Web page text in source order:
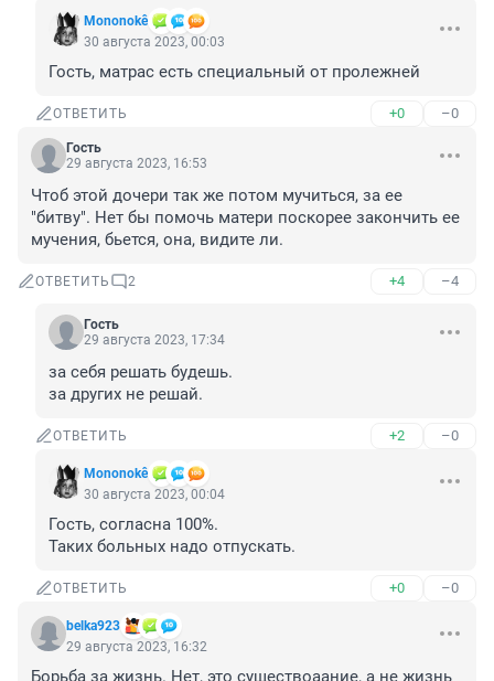
Mononokê
30 августа 2023, 00:03
Гость, матрас есть специальный от пролежней
ОТВЕТИТЬ +0 –0
Гость
29 августа 2023, 16:53
Чтоб этой дочери так же потом мучиться, за ее
"битву". Нет бы помочь матери поскорее закончить ее
мучения, бьется, она, видите ли.
ОТВЕТИТЬ 2 +4 –4
Гость
29 августа 2023, 17:34
за себя решать будешь.
за других не решай.
ОТВЕТИТЬ +2 –0
Mononokê
30 августа 2023, 00:04
Гость, согласна 100%.
Таких больных надо отпускать.
ОТВЕТИТЬ +0 –0
belka923
29 августа 2023, 16:32
Борьба за жизнь. Нет, это существоаание, а не жизнь